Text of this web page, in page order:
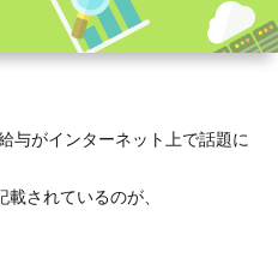
与がインターネット上で話題に
されているのが、